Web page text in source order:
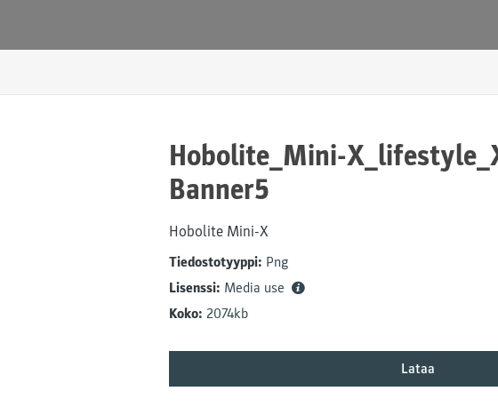
Hobolite_Mini-
Banner5
Hobolite Mini-X
Tiedostotyyppi: Png
Lisenssi: Media use
Koko: 2074kb
Lataa